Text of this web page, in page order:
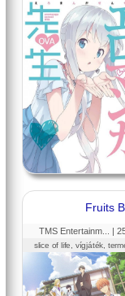
Fruits
TMS Entertainm... |
slice of life, vígjáték,